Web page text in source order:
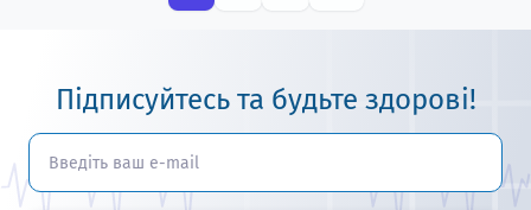
Підписуйтесь та будьте здорові!